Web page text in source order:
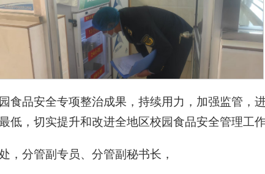
食品安全专项整治成果，持续用力，加强监管，
低，切实提升和改进全地区校园食品安全管理工作
，分管副专员、分管副秘书长，